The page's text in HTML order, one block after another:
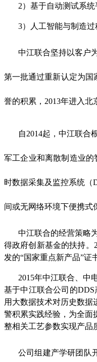
2）基于自动测试系
3）人工智能与制造过
中江联合坚持以客户
第一批通过重新认定为国
誉的积累，2013年进入
自2014起，中江联合
军工企业和离散制造业
时数据采集及监控系统（
间或无网络环境下便携式
中江联合的经营策略
得政府创新基金的扶持。
发的“国家重点新产品”证
2015年中江联合、中
基于中江联合公司的
用大数据技术对历史数据
警积累实践经验，为全面
整相关工艺参数实现产品
公司组建产学研团队